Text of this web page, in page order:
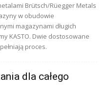
Brütsch/Rüegger Metals
w obudowie
magazynami długich
KASTO. Dwie dostosowane
proces.
dla całego